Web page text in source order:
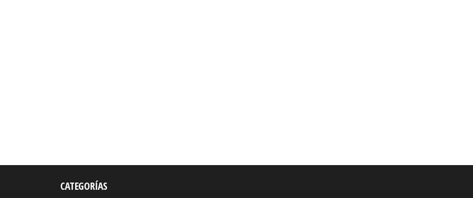
CATEGORÍAS